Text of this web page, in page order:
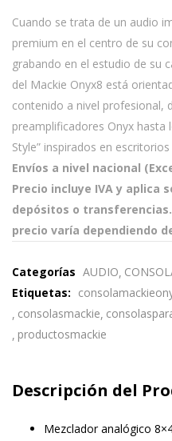
Cuando se trata de un audio
premium en el centro de su
grabando en el estudio de su
del Mackie Onyx8 está
contenido a nivel profesional,
preamplificadores Onyx hasta
Style” inspirados en
Envíos a nivel nacional
Precio incluye IVA y aplica
depósitos o
precio varía dependiendo
Categorías AUDIO
Etiquetas:
consolasmackie
productosmackie
Descripción del
Mezclador analógico